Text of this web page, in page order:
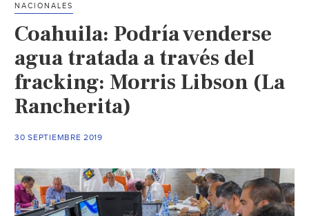
vecinos
de
Nueva
Aurora
(Noticias
del
Sol
de
Laguna)
NACIONALES
Coahuila: Podría venderse
agua tratada a través del
fracking: Morris Libson (La
Rancherita)
30 SEPTIEMBRE 2019